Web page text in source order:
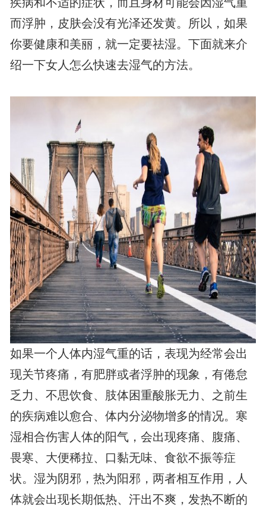
而浮肿，皮肤会没有光泽还发黄。所以，如果
你要健康和美丽，就一定要祛湿。下面就来介
绍一下女人怎么快速去湿气的方法。
如果一个人体内湿气重的话，表现为经常会出
现关节疼痛，有肥胖或者浮肿的现象，有倦怠
乏力、不思饮食、肢体困重酸胀无力、之前生
的疾病难以愈合、体内分泌物增多的情况。寒
湿相合伤害人体的阳气，会出现疼痛、腹痛、
畏寒、大便稀拉、口黏无味、食欲不振等症
状。湿为阴邪，热为阳邪，两者相互作用，人
体就会出现长期低热、汗出不爽，发热不断的